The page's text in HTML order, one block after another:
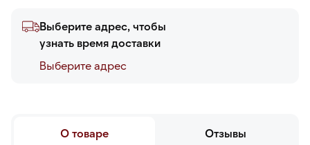
Выберите адрес, чтобы
узнать время доставки
Выберите адреc
О товаре Отзывы